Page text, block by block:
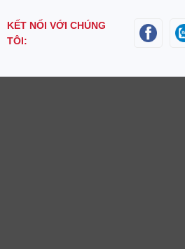
KẾT NỐI VỚI CHÚNG
TÔI: